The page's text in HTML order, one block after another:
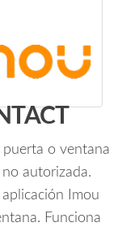
puerta o ventana
autorizada.
Imou
Funciona